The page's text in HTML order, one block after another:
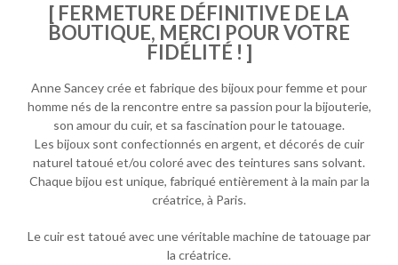
[ FERMETURE DÉFINITIVE DE LA
BOUTIQUE, MERCI POUR VOTRE
FIDÉLITÉ ! ]
Anne Sancey crée et fabrique des bijoux pour femme et pour
homme nés de la rencontre entre sa passion pour la bijouterie,
son amour du cuir, et sa fascination pour le tatouage.
Les bijoux sont confectionnés en argent, et décorés de cuir
naturel tatoué et/ou coloré avec des teintures sans solvant.
Chaque bijou est unique, fabriqué entièrement à la main par la
créatrice, à Paris.
Le cuir est tatoué avec une véritable machine de tatouage par
la créatrice.